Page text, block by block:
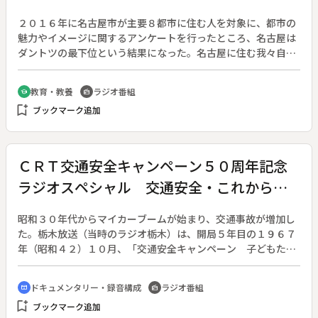
２０１６年に名古屋市が主要８都市に住む人を対象に、都市の
魅力やイメージに関するアンケートを行ったところ、名古屋は
ダントツの最下位という結果になった。名古屋に住む我々自身
が名古屋の魅力を知ろうと、名古屋の象徴的な場所「名古屋
城」に焦点を当て、その歴史や魅力に迫る。案内するのは、架
空の金の鯱ホコキャラクター「シャチ丸」と「シャチ子」。築
城の大工事、清州から町ごと引っ越した「清州越し」、当時の
たどる。名古屋城観光ガイドボランティアや、河村名古屋市長
にもインタビュー。また、「名古屋城」にまつわるエピソード
をラジオドラマで再現する。◆ＺＩＰ－ＦＭ ＳＡＴＵＲＤＡ
Ｙ ＮＩＧＨＴ ＳＰＥＣＩＡＬ
school 教育・教養 radio ラジオ番組
bookmark_add ブックマーク追加
ＣＲＴ交通安全キャンペーン５０周年記念
ラジオスペシャル 交通安全・これからの
昭和３０年代からマイカーブームが始まり、交通事故が増加し
た。栃木放送（当時のラジオ栃木）は、開局５年目の１９６７
年（昭和４２）１０月、「交通安全キャンペーン 子どもたち
は訴える」をスタートさせた。以来毎年、子どもたちが交通安
全作文を書き、朗読を放送するキャンペーンを続け、５０周年
を迎えた。スタート当時に作文を朗読した小中学生は、６０歳
前後になっている。彼らは今、交通安全についてどんな思いを
cinematic_blur ドキュメンタリー・録音構成 radio ラジオ番組
bookmark_add ブックマーク追加